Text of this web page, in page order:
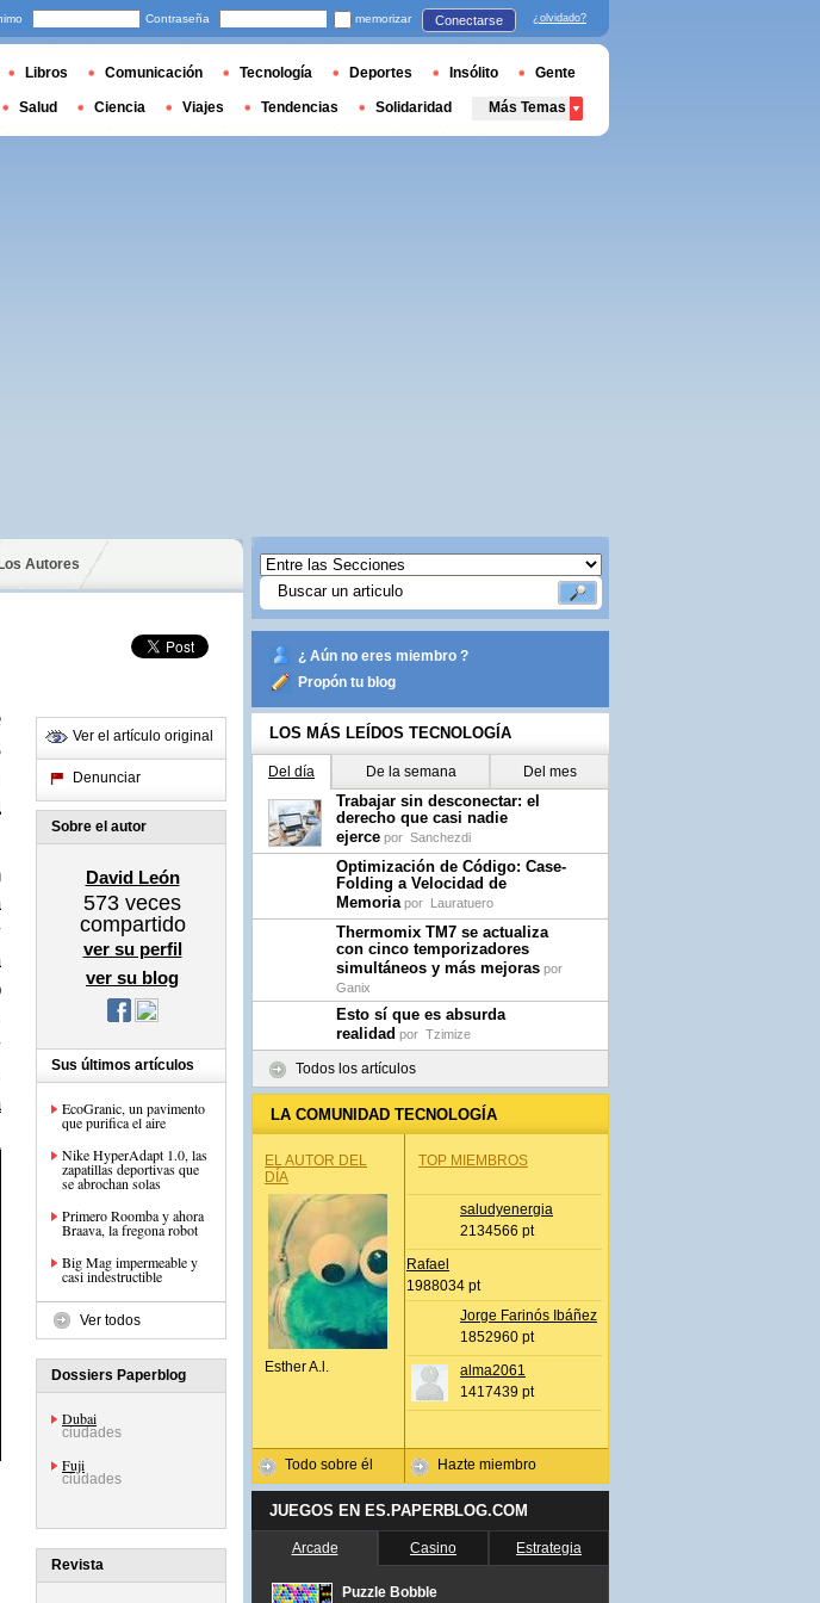
Los Autores
Ver el artículo original
Denunciar
Sobre el autor
David León
573 veces
compartido
ver su perfil
ver su blog
Sus últimos artículos
EcoGranic, un pavimento
que purifica el aire
Nike HyperAdapt 1.0, las
zapatillas deportivas que
se abrochan solas
Primero Roomba y ahora
Braava, la fregona robot
Big Mag impermeable y
casi indestructible
Ver todos
Dossiers Paperblog
Dubai
ciudades
Fuji
ciudades
Revista
¿ Aún no eres miembro ?
Propón tu blog
LOS MÁS LEÍDOS TECNOLOGÍA
Del día De la semana Del mes
Trabajar sin desconectar: el
derecho que casi nadie
ejerce por Sanchezdi
Optimización de Código: Case-
Folding a Velocidad de
Memoria por Lauratuero
Thermomix TM7 se actualiza
con cinco temporizadores
simultáneos y más mejoras por
Ganix
Esto sí que es absurda
realidad por Tzimize
Todos los artículos
LA COMUNIDAD TECNOLOGÍA
EL AUTOR DEL
DÍA
Esther A.l.
Todo sobre él
TOP MIEMBROS
saludyenergia
2134566 pt
Rafael
1988034 pt
Jorge Farinós Ibáñez
1852960 pt
alma2061
1417439 pt
Hazte miembro
JUEGOS EN ES.PAPERBLOG.COM
Arcade Casino Estrategia
Puzzle Bobble
Contraseña memorizar Conectarse ¿olvidado?
Libros Comunicación Tecnología Deportes Insólito Gente
Salud Ciencia Viajes Tendencias Solidaridad Más Temas